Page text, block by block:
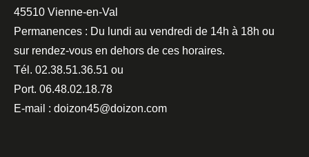
45510 Vienne-en-Val
Permanences : Du lundi au vendredi de 14h à 18h ou
sur rendez-vous en dehors de ces horaires.
Tél. 02.38.51.36.51 ou
Port. 06.48.02.18.78
E-mail : doizon45@doizon.com